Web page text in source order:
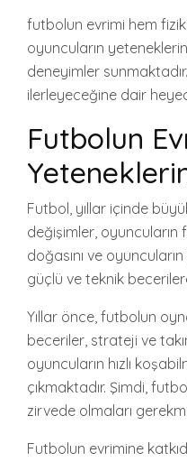
futbolun evrimi hem
oyuncuların
deneyimler
ilerleyeceğine dair
Futbolun
Futbol, yıllar içinde
değişimler, oyuncuların
doğasını ve
güçlü ve teknik
Yıllar önce, futbolun
beceriler, strateji ve
oyuncuların hızlı
çıkmaktadır. Şimdi,
zirvede olmaları
Futbolun evrimine